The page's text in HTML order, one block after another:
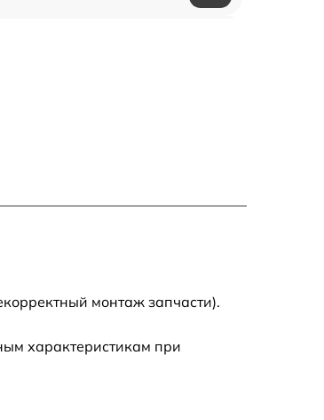
монтаж запчасти).
характеристикам при